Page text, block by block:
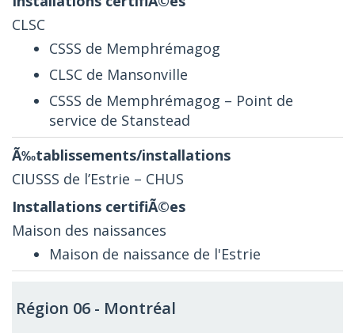
CLSC
CSSS de Memphrémagog
CLSC de Mansonville
CSSS de Memphrémagog – Point de
service de Stanstead
CIUSSS de l’Estrie – CHUS
Maison des naissances
Maison de naissance de l'Estrie
Région 06 - Montréal